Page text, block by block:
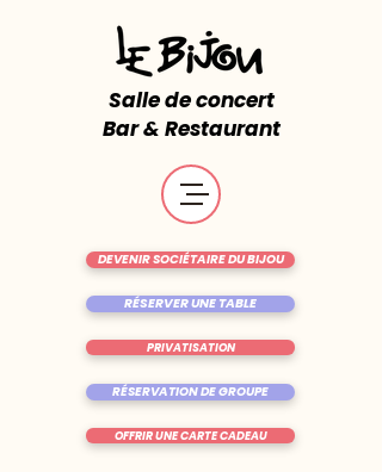
Salle de concert
Bar & Restaurant
RÉSERVER UNE TABLE
OFFRIR UNE CARTE CADEAU
DEVENIR SOCIÉTAIRE DU BIJOU
RÉSERVATION DE GROUPE
PRIVATISATION